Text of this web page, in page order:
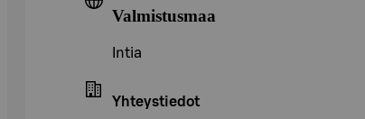
Valmistusmaa
Intia
Yhteystiedot